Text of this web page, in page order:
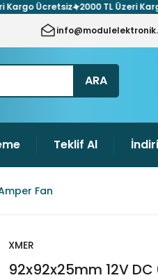
Ücretsiz 2000 TL Üzeri Kargo
ARA
Teklif Al
Fan
XMER
92x92x25mm 12V